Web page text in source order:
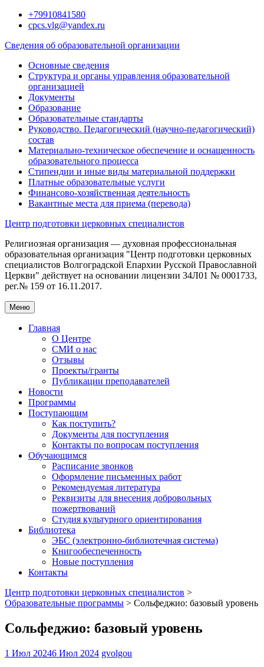
Перейти+79910841580
cpcs.vlg@yandex.ru
Сведения об образовательной организации
Основные сведения
Структура и органы управления образовательной
организацией
Документы
Образование
Образовательные стандарты
Руководство. Педагогический (научно-педагогический)
состав
Материально-техническое обеспечение и оснащенность
образовательного процесса
Стипендии и иные виды материальной поддержки
Платные образовательные услуги
Финансово-хозяйственная деятельность
Вакантные места для приема (перевода)
Центр подготовки церковных специалистов
Религиозная организация — духовная профессиональная
образовательная организация "Центр подготовки церковных
специалистов Волгоградской Eпархии Русской Православной
Церкви" действует на основании лицензии 34Л01 № 0001733,
рег.№ 159 от 16.11.2017.
Меню
Главная
О Центре
СМИ о нас
Отзывы
Проекты/гранты
Публикации преподавателей
Новости
Программы
Поступающим
Как поступить?
Документы для поступления
Контакты по вопросам поступления
Обучающимся
Расписание звонков
Оформление письменных работ
Рекомендуемая литература
Реквизиты для внесения добровольных
пожертвований
Студия культурного ориентирования
Библиотека
ЭБС (электронно-библиотечная система)
Книгообеспеченность
Новые поступления
Контакты
Центр подготовки церковных специалистов >
Образовательные программы > Сольфеджио: базовый уровень
Сольфеджио: базовый уровень
1 Июл 20246 Июл 2024 gvolgou